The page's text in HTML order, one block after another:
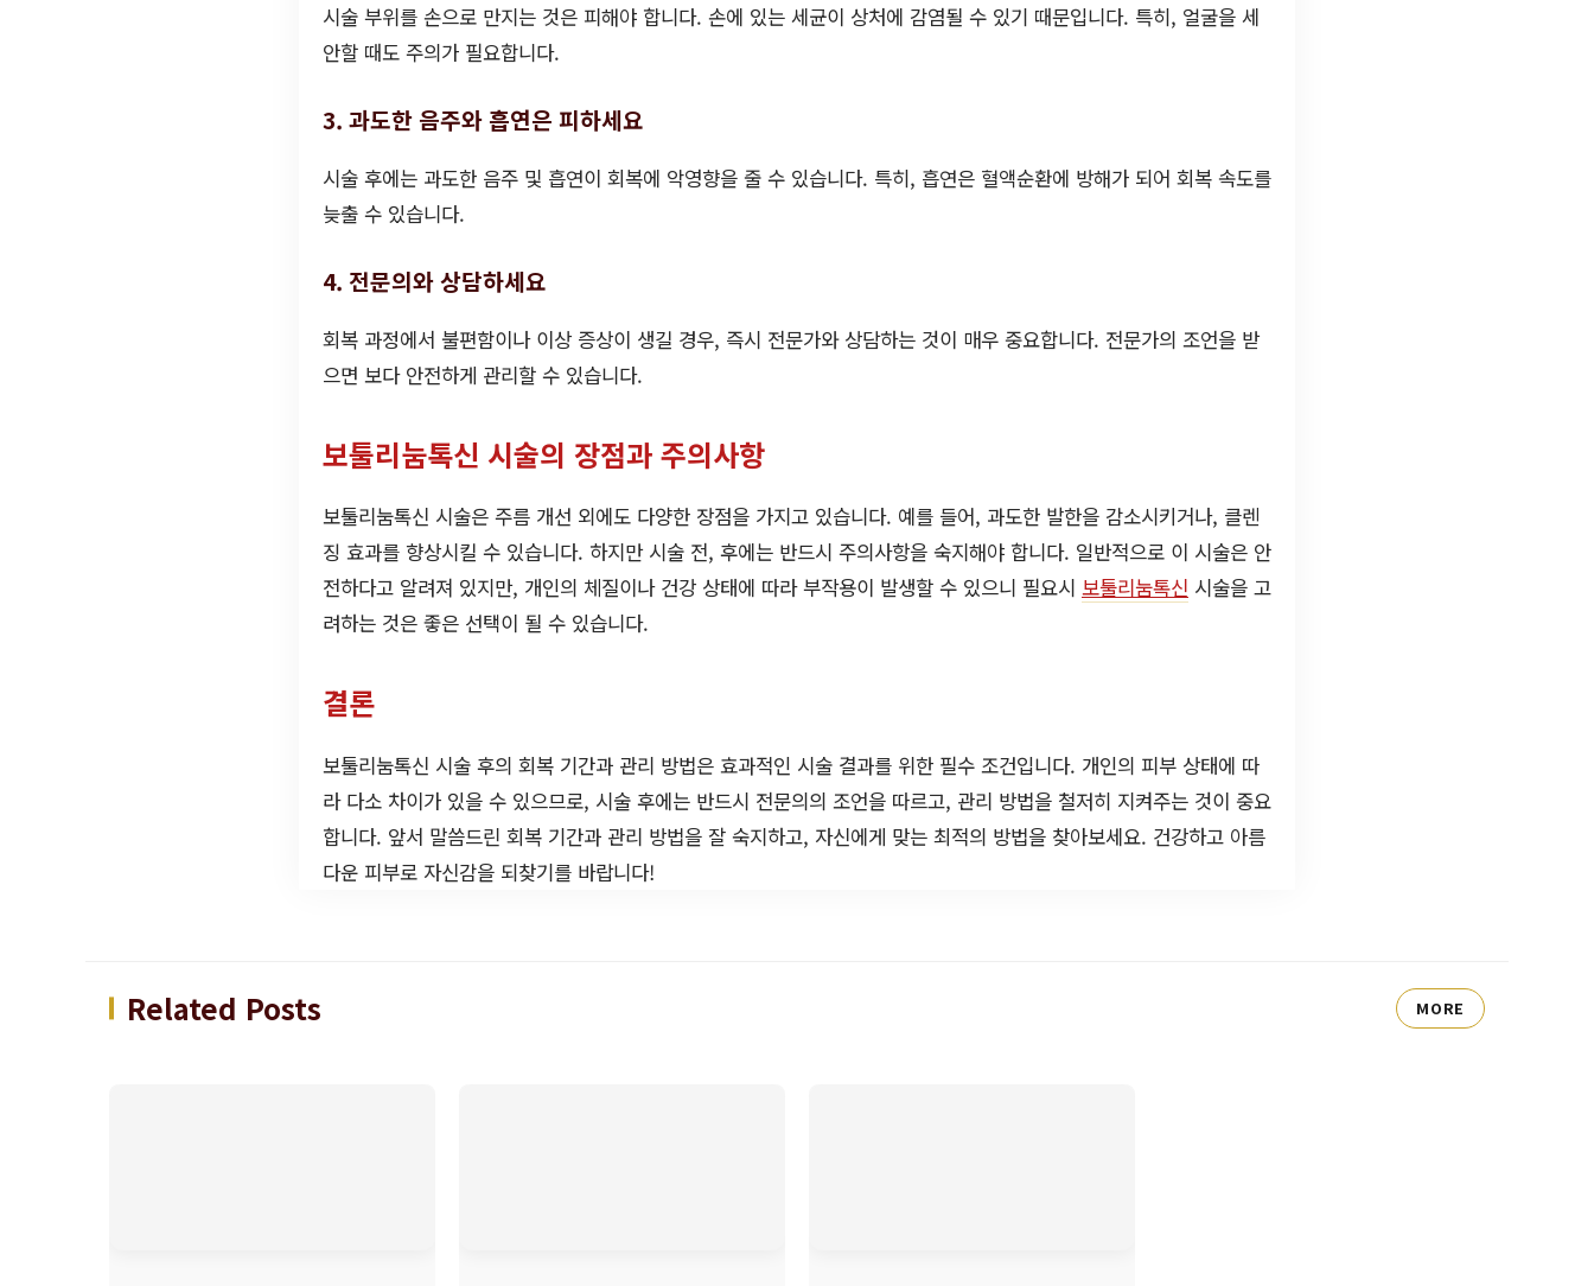
시술 부위를 손으로 만지는 것은 피해야 합니다. 손에 있는 세균이 상처에 감염될 수 있기 때문입니다. 특히, 얼굴을 세
안할 때도 주의가 필요합니다.
3. 과도한 음주와 흡연은 피하세요
시술 후에는 과도한 음주 및 흡연이 회복에 악영향을 줄 수 있습니다. 특히, 흡연은 혈액순환에 방해가 되어 회복 속도를
늦출 수 있습니다.
4. 전문의와 상담하세요
회복 과정에서 불편함이나 이상 증상이 생길 경우, 즉시 전문가와 상담하는 것이 매우 중요합니다. 전문가의 조언을 받
으면 보다 안전하게 관리할 수 있습니다.
보툴리눔톡신 시술의 장점과 주의사항
보툴리눔톡신 시술은 주름 개선 외에도 다양한 장점을 가지고 있습니다. 예를 들어, 과도한 발한을 감소시키거나, 클렌
징 효과를 향상시킬 수 있습니다. 하지만 시술 전, 후에는 반드시 주의사항을 숙지해야 합니다. 일반적으로 이 시술은 안
전하다고 알려져 있지만, 개인의 체질이나 건강 상태에 따라 부작용이 발생할 수 있으니 필요시 보툴리눔톡신 시술을 고
려하는 것은 좋은 선택이 될 수 있습니다.
결론
보툴리눔톡신 시술 후의 회복 기간과 관리 방법은 효과적인 시술 결과를 위한 필수 조건입니다. 개인의 피부 상태에 따
라 다소 차이가 있을 수 있으므로, 시술 후에는 반드시 전문의의 조언을 따르고, 관리 방법을 철저히 지켜주는 것이 중요
합니다. 앞서 말씀드린 회복 기간과 관리 방법을 잘 숙지하고, 자신에게 맞는 최적의 방법을 찾아보세요. 건강하고 아름
다운 피부로 자신감을 되찾기를 바랍니다!
Related Posts MORE